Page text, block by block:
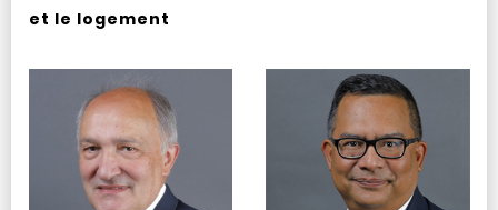
et le logement